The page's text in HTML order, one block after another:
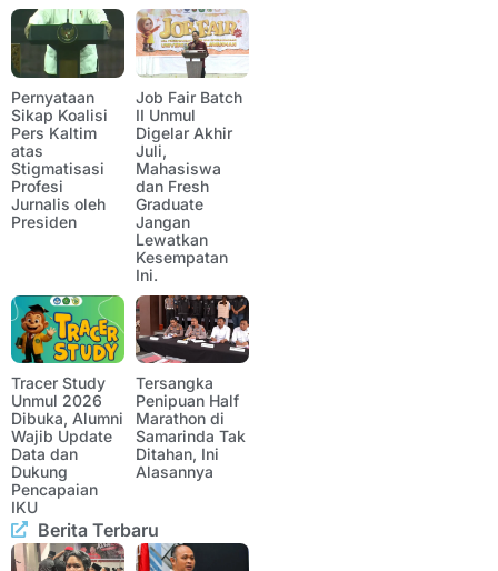
Pernyataan
Sikap Koalisi
Pers Kaltim
atas
Stigmatisasi
Profesi
Jurnalis oleh
Presiden
Job Fair Batch
II Unmul
Digelar Akhir
Juli,
Mahasiswa
dan Fresh
Graduate
Jangan
Lewatkan
Kesempatan
Ini.
Tracer Study
Unmul 2026
Dibuka, Alumni
Wajib Update
Data dan
Dukung
Pencapaian
IKU
Tersangka
Penipuan Half
Marathon di
Samarinda Tak
Ditahan, Ini
Alasannya
Berita Terbaru